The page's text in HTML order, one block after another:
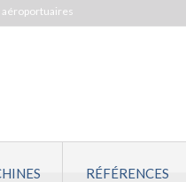
RÉFÉRENCES